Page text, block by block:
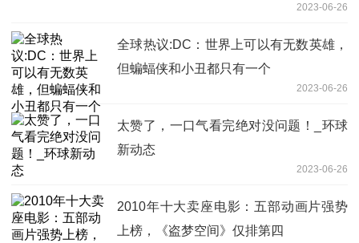
2023-06-26
全球热议:DC：世界上可以有无数英雄，
但蝙蝠侠和小丑都只有一个
2023-06-26
太赞了，一口气看完绝对没问题！_环球
新动态
2023-06-26
2010年十大卖座电影：五部动画片强势
上榜，《盗梦空间》仅排第四